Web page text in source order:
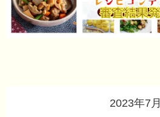
2023年7月